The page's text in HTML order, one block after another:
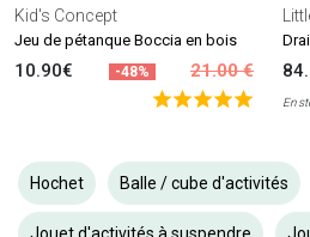
Kid's Concept
Jeu de pétanque Boccia en bois
10.90€ -48% 21.00 €
En
Hochet Balle / cube d'activités